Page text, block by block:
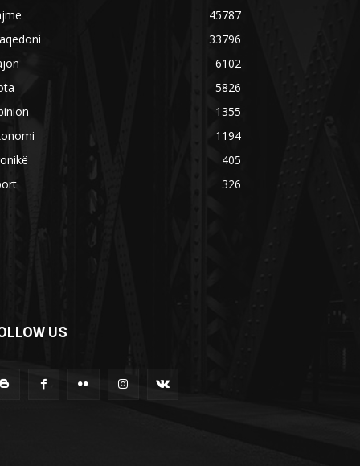
45787
33796
6102
5826
1355
1194
405
326
US